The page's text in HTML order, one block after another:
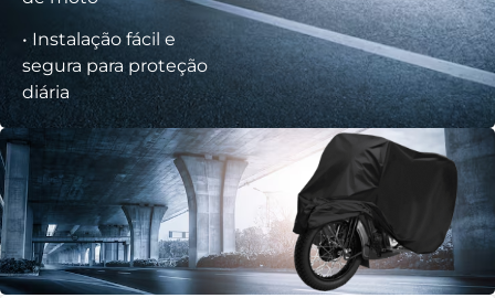
• Instalação fácil e
segura para proteção
diária